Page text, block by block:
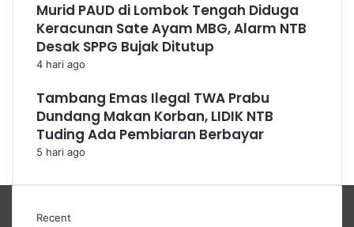
Murid PAUD di Lombok Tengah Diduga
Keracunan Sate Ayam MBG, Alarm NTB
Desak SPPG Bujak Ditutup
4 hari ago
Tambang Emas Ilegal TWA Prabu
Dundang Makan Korban, LIDIK NTB
Tuding Ada Pembiaran Berbayar
5 hari ago
Recent